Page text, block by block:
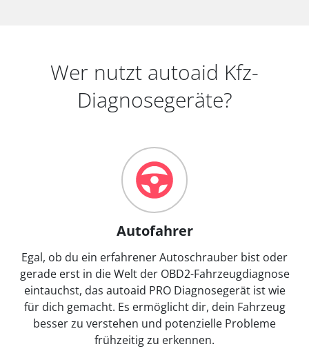
Wer nutzt autoaid Kfz-
Diagnosegeräte?
Autofahrer
Egal, ob du ein erfahrener Autoschrauber bist oder
gerade erst in die Welt der OBD2-Fahrzeugdiagnose
eintauchst, das autoaid PRO Diagnosegerät ist wie
für dich gemacht. Es ermöglicht dir, dein Fahrzeug
besser zu verstehen und potenzielle Probleme
frühzeitig zu erkennen.